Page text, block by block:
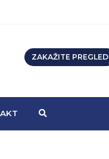
ZAKAŽITE PREGLED